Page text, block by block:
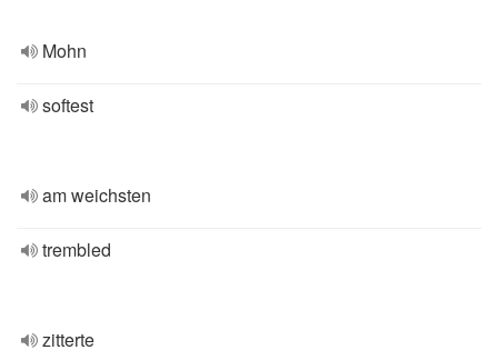
Mohn
softest
am weichsten
trembled
zitterte